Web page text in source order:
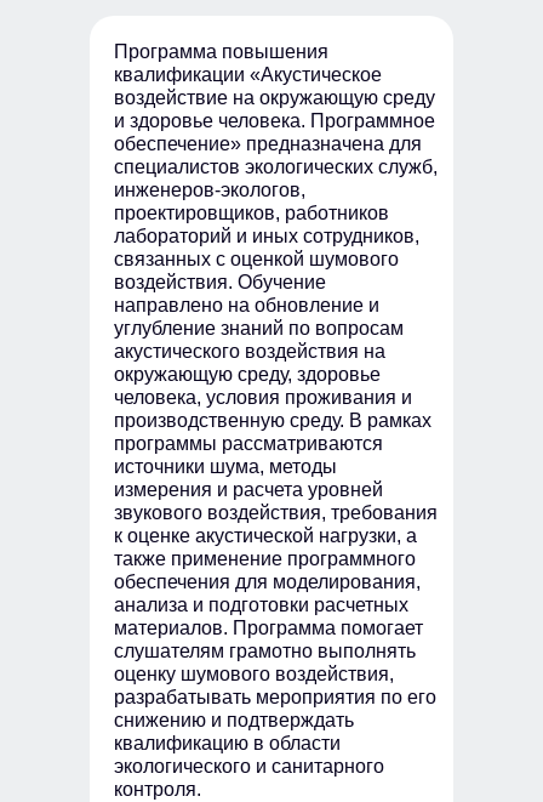
Программа повышения
квалификации «Акустическое
воздействие на окружающую среду
и здоровье человека. Программное
обеспечение» предназначена для
специалистов экологических служб,
инженеров-экологов,
проектировщиков, работников
лабораторий и иных сотрудников,
связанных с оценкой шумового
воздействия. Обучение
направлено на обновление и
углубление знаний по вопросам
акустического воздействия на
окружающую среду, здоровье
человека, условия проживания и
производственную среду. В рамках
программы рассматриваются
источники шума, методы
измерения и расчета уровней
звукового воздействия, требования
к оценке акустической нагрузки, а
также применение программного
обеспечения для моделирования,
анализа и подготовки расчетных
материалов. Программа помогает
слушателям грамотно выполнять
оценку шумового воздействия,
разрабатывать мероприятия по его
снижению и подтверждать
квалификацию в области
экологического и санитарного
контроля.
Учебный план